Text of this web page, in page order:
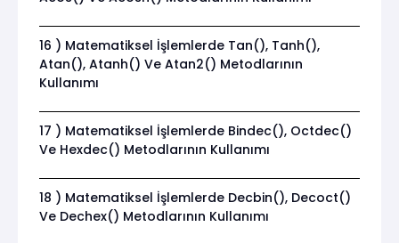
16 ) Matematiksel İşlemlerde Tan(), Tanh(),
Atan(), Atanh() Ve Atan2() Metodlarının
Kullanımı
17 ) Matematiksel İşlemlerde Bindec(), Octdec()
Ve Hexdec() Metodlarının Kullanımı
18 ) Matematiksel İşlemlerde Decbin(), Decoct()
Ve Dechex() Metodlarının Kullanımı